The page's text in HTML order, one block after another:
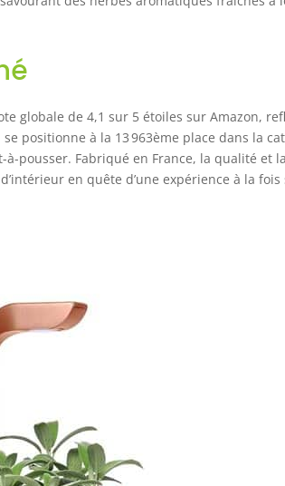
globale de 4,1 sur 5 étoiles sur Amazon,
positionne à la 13 963ème place dans la
pousser. Fabriqué en France, la qualité et
en quête d’une expérience à la fois